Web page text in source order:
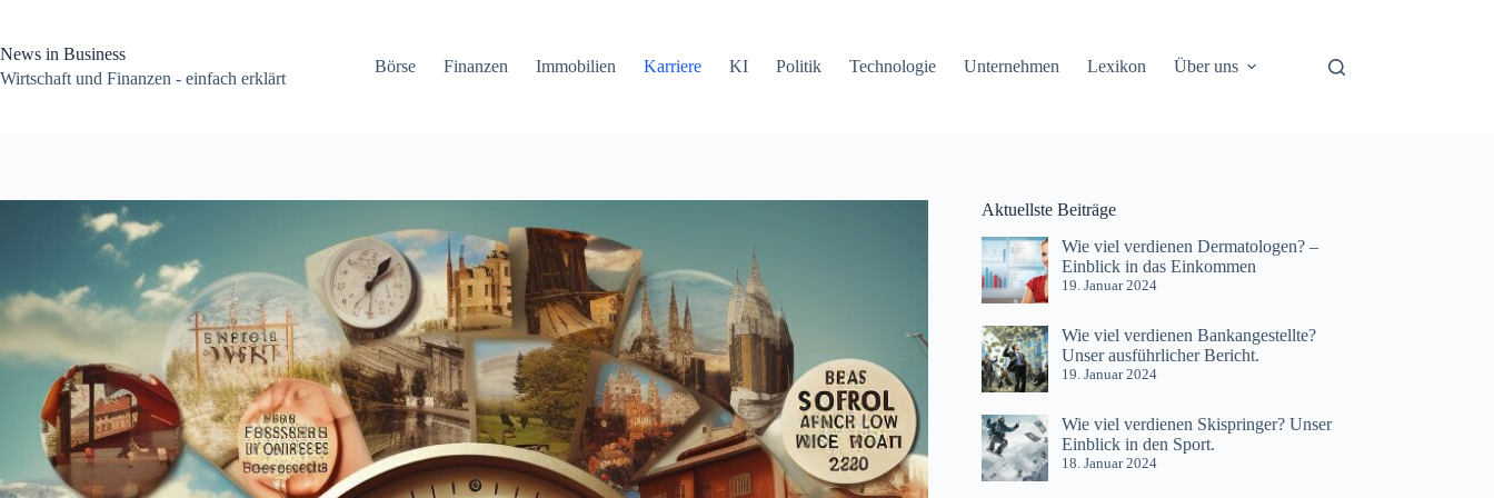
springen
News in Business
Wirtschaft und Finanzen - einfach erklärt
Börse Finanzen Immobilien Karriere KI Politik Technologie Unternehmen Lexikon Über uns
Aktuellste Beiträge
Wie viel verdienen Dermatologen? –
Einblick in das Einkommen
19. Januar 2024
Wie viel verdienen Bankangestellte?
Unser ausführlicher Bericht.
19. Januar 2024
Wie viel verdienen Skispringer? Unser
Einblick in den Sport.
18. Januar 2024